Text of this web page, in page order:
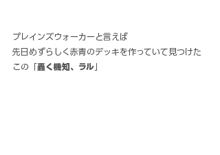
プレインズウォーカーと言えば
先日めずらしく赤青のデッキを作っていて見つけた
この「 轟く機知、ラル